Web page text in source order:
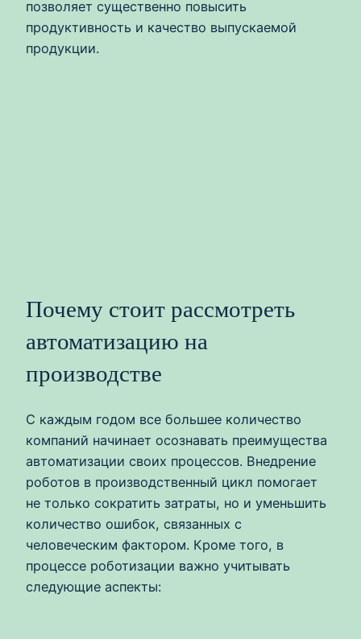
позволяет существенно повысить
продуктивность и качество выпускаемой
продукции.
Почему стоит рассмотреть
автоматизацию на
производстве
С каждым годом все большее количество
компаний начинает осознавать преимущества
автоматизации своих процессов. Внедрение
роботов в производственный цикл помогает
не только сократить затраты, но и уменьшить
количество ошибок, связанных с
человеческим фактором. Кроме того, в
процессе роботизации важно учитывать
следующие аспекты: